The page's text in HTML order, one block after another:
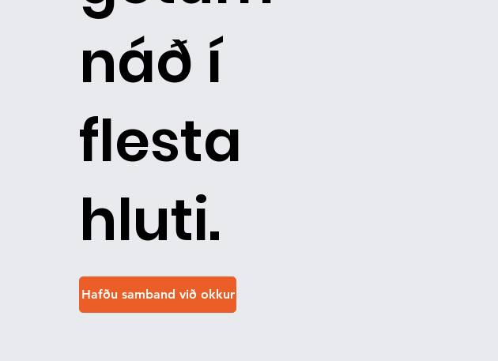
náð í
flesta
hluti.
Hafðu samband við okkur